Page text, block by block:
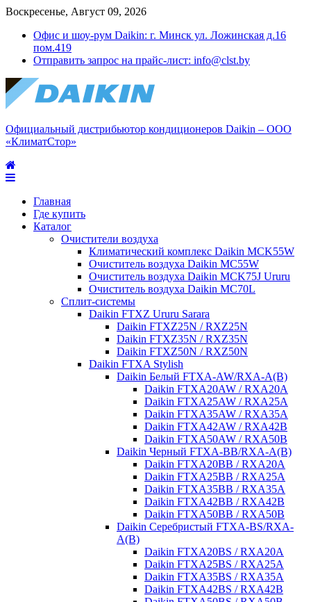
Воскресенье, Август 09, 2026
Офис и шоу-рум Daikin: г. Минск ул. Ложинская д.16
пом.419
Отправить запрос на прайс-лист: info@clst.by
Официальный дистрибьютор кондиционеров Daikin – ООО
«КлиматСтор»
Главная
Где купить
Каталог
Очистители воздуха
Климатический комплекс Daikin MCK55W
Очиститель воздуха Daikin MC55W
Очиститель воздуха Daikin MCK75J Ururu
Очиститель воздуха Daikin MC70L
Сплит-системы
Daikin FTXZ Ururu Sarara
Daikin FTXZ25N / RXZ25N
Daikin FTXZ35N / RXZ35N
Daikin FTXZ50N / RXZ50N
Daikin FTXA Stylish
Daikin Белый FTXA-AW/RXA-A(B)
Daikin FTXA20AW / RXA20A
Daikin FTXA25AW / RXA25A
Daikin FTXA35AW / RXA35A
Daikin FTXA42AW / RXA42B
Daikin FTXA50AW / RXA50B
Daikin Черный FTXA-BB/RXA-A(B)
Daikin FTXA20BB / RXA20A
Daikin FTXA25BB / RXA25A
Daikin FTXA35BB / RXA35A
Daikin FTXA42BB / RXA42B
Daikin FTXA50BB / RXA50B
Daikin Серебристый FTXA-BS/RXA-
A(B)
Daikin FTXA20BS / RXA20A
Daikin FTXA25BS / RXA25A
Daikin FTXA35BS / RXA35A
Daikin FTXA42BS / RXA42B